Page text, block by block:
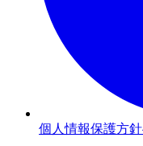
個人情報保護方